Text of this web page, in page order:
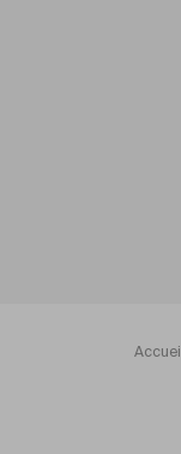
Accueil